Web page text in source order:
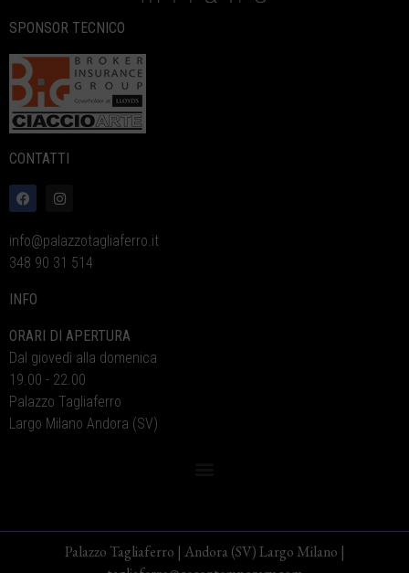
SPONSOR TECNICO
CONTATTI
info@palazzotagliaferro.it
348 90 31 514
INFO
ORARI DI APERTURA
Dal giovedì alla domenica
19.00 - 22.00
Palazzo Tagliaferro
Largo Milano Andora (SV)
Palazzo Tagliaferro | Andora (SV) Largo Milano |